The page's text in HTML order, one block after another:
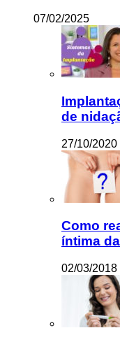
07/02/2025
de
27/10/2020
Como
íntima
02/03/2018